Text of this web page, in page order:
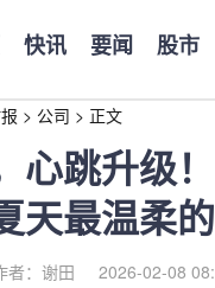
快讯 要闻 股市
> 公司 > 正文
心跳升级
天最温柔
者：谢田 2026-02-08